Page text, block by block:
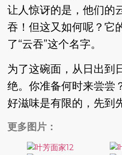
让人惊讶的是，他们的
吞！但这又如何呢？它
了“云吞”这个名字。
为了这碗面，从日出到
绝。你准备何时来尝尝
好滋味是有限的，先到
更多图片：